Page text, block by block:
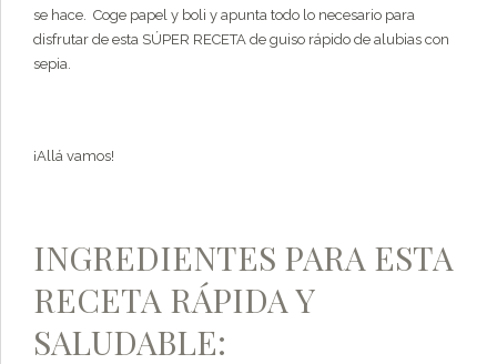
se hace. Coge papel y boli y apunta todo lo necesario para
disfrutar de esta SÚPER RECETA de guiso rápido de alubias con
sepia.
¡Allá vamos!
INGREDIENTES PARA ESTA
RECETA RÁPIDA Y
SALUDABLE: